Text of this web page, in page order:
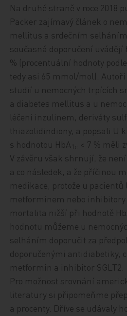
Na druhé straně v roce 2018
Packer zajímavý článek o
mellitus a srdečním
současná doporučení uvádějí
% (procentuální hodnoty
tedy asi 65 mmol/mol).
studií u nemocných trpících
a diabetes mellitus a u
léčeni inzulinem, deriváty
thiazolidindiony, a popsali U
s hodnotou HbA 1c
< 7 % měli
V závěru však shrnují, že
a co následek, a že příčinou
medikace, protože u pacientů
metforminem nebo inhibitory
mortalita nižší při hodnotě
hodnotu můžeme u
selháním doporučit za
doporučenými antidiabetiky,
metformin a inhibitor SGLT2.
Pro možnost srovnání
literatury si připomeňme
a procenty. Dříve se udávaly